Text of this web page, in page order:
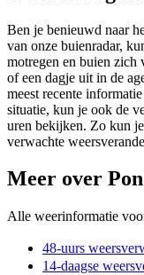
Ben je benieuwd naar
van onze buienradar,
motregen en buien zich
of een dagje uit in de
meest recente
situatie, kun je ook de
uren bekijken. Zo kun
verwachte
Meer over
Alle weerinformatie
48-uurs
14-daagse